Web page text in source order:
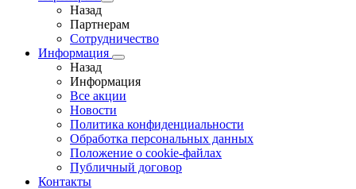
Назад
Партнерам
Сотрудничество
Информация
Назад
Информация
Все акции
Новости
Политика конфиденциальности
Обработка персональных данных
Положение о cookie-файлах
Публичный договор
Контакты